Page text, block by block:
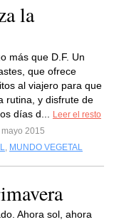
la
más que D.F. Un
que ofrece
al viajero para que
rutina, y disfrute de
días d...
Leer el resto
2015
, MUNDO VEGETAL
Ahora sol, ahora